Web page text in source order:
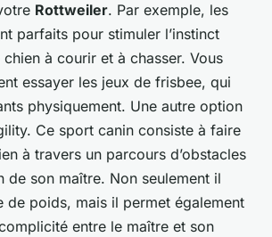
Rottweiler. Par exemple, les
parfaits pour stimuler l’instinct
à courir et à chasser. Vous
essayer les jeux de frisbee, qui
physiquement. Une autre option
Ce sport canin consiste à faire
à travers un parcours d’obstacles
de son maître. Non seulement il
de poids, mais il permet également
entre le maître et son